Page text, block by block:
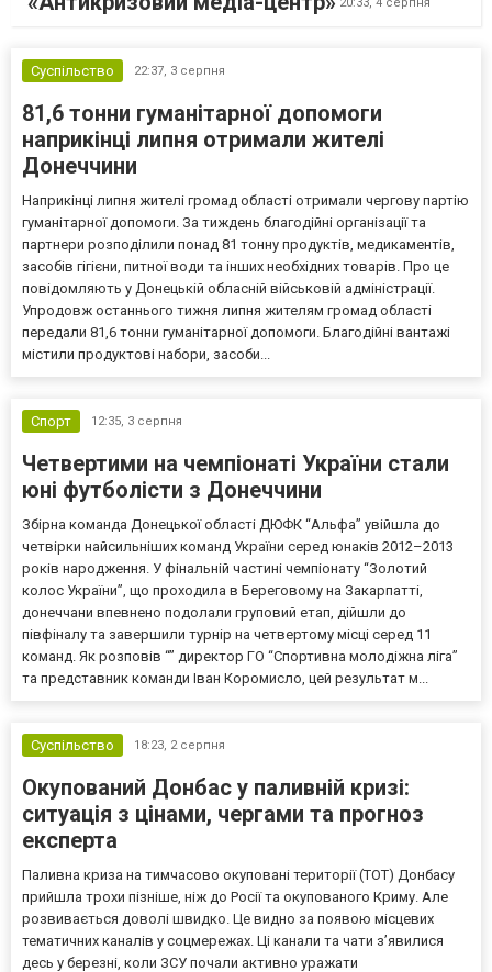
20:33, 4 серпня
Суспільство 22:37, 3 серпня
81,6 тонни гуманітарної допомоги
наприкінці липня отримали жителі
Донеччини
Наприкінці липня жителі громад області отримали чергову партію
гуманітарної допомоги. За тиждень благодійні організації та
партнери розподілили понад 81 тонну продуктів, медикаментів,
засобів гігієни, питної води та інших необхідних товарів. Про це
повідомляють у Донецькій обласній військовій адміністрації.
Упродовж останнього тижня липня жителям громад області
передали 81,6 тонни гуманітарної допомоги. Благодійні вантажі
містили продуктові набори, засоби...
Спорт 12:35, 3 серпня
Четвертими на чемпіонаті України стали
юні футболісти з Донеччини
Збірна команда Донецької області ДЮФК “Альфа” увійшла до
четвірки найсильніших команд України серед юнаків 2012–2013
років народження. У фінальній частині чемпіонату “Золотий
колос України”, що проходила в Береговому на Закарпатті,
донеччани впевнено подолали груповий етап, дійшли до
півфіналу та завершили турнір на четвертому місці серед 11
команд. Як розповів “” директор ГО “Спортивна молодіжна ліга”
та представник команди Іван Коромисло, цей результат м...
Суспільство 18:23, 2 серпня
Окупований Донбас у паливній кризі:
ситуація з цінами, чергами та прогноз
експерта
Паливна криза на тимчасово окуповані території (ТОТ) Донбасу
прийшла трохи пізніше, ніж до Росії та окупованого Криму. Але
розвивається доволі швидко. Це видно за появою місцевих
тематичних каналів у соцмережах. Ці канали та чати з’явилися
десь у березні, коли ЗСУ почали активно уражати